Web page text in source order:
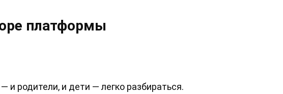
платформы
и родители, и дети — легко разбираться.